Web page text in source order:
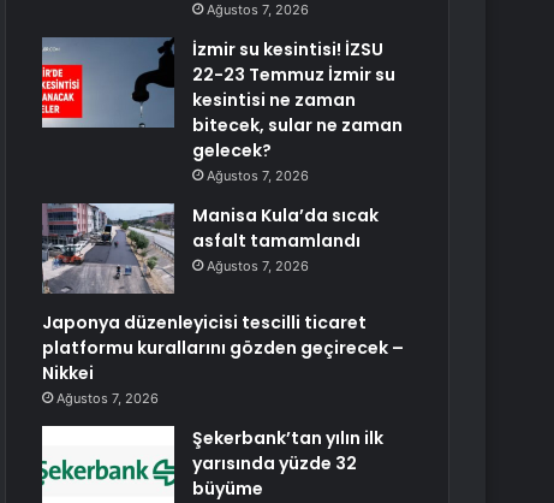
Ağustos 7, 2026
İzmir su kesintisi! İZSU
22-23 Temmuz İzmir su
kesintisi ne zaman
bitecek, sular ne zaman
gelecek?
Ağustos 7, 2026
Manisa Kula’da sıcak
asfalt tamamlandı
Ağustos 7, 2026
Japonya düzenleyicisi tescilli ticaret
platformu kurallarını gözden geçirecek –
Nikkei
Ağustos 7, 2026
Şekerbank’tan yılın ilk
yarısında yüzde 32
büyüme